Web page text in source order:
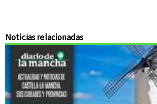
Noticias relacionadas